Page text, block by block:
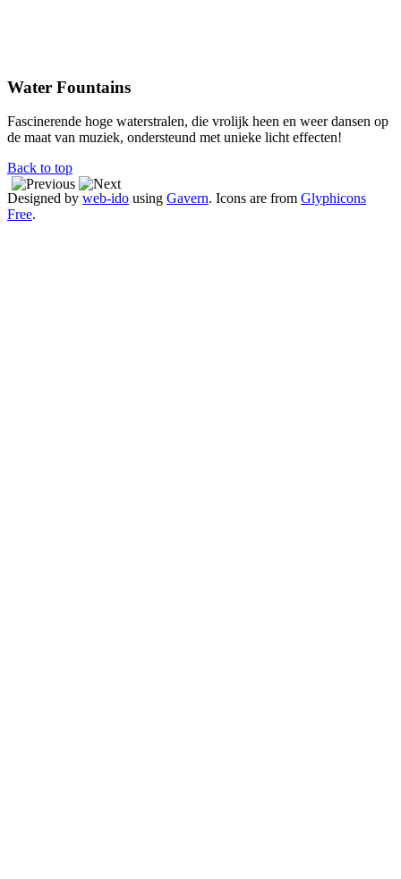
Water Fountains
Fascinerende hoge waterstralen, die vrolijk heen en weer dansen op
de maat van muziek, ondersteund met unieke licht effecten!
Back to top
Designed by web-ido using Gavern. Icons are from Glyphicons
Free.